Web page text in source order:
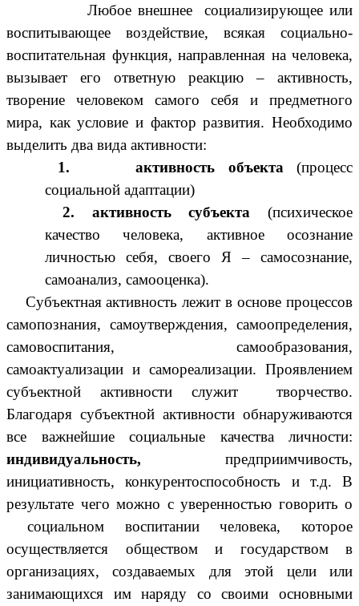
Любое внешнее социализирующее или
воспитывающее воздействие, всякая социально-
воспитательная функция, направленная на человека,
вызывает его ответную реакцию – активность,
творение человеком самого себя и предметного
мира, как условие и фактор развития. Необходимо
выделить два вида активности:
1. активность объекта (процесс
социальной адаптации)
2. активность субъекта (психическое
качество человека, активное осознание
личностью себя, своего Я – самосознание,
самоанализ, самооценка).
Субъектная активность лежит в основе процессов
самопознания, самоутверждения, самоопределения,
самовоспитания, самообразования,
самоактуализации и самореализации. Проявлением
субъектной активности служит творчество.
Благодаря субъектной активности обнаруживаются
все важнейшие социальные качества личности:
индивидуальность, предприимчивость,
инициативность, конкурентоспособность и т.д. В
результате чего можно с уверенностью говорить о
социальном воспитании человека, которое
осуществляется обществом и государством в
организациях, создаваемых для этой цели или
занимающихся им наряду со своими основными